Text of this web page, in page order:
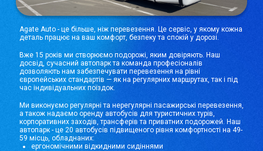
Agate Auto - це більше, ніж перевезення. Це сервіс, у якому кожна
деталь працює на ваш комфорт, безпеку та спокій у дорозі.
Вже 15 років ми створюємо подорожі, яким довіряють. Наш
досвід, сучасний автопарк та команда професіоналів
дозволяють нам забезпечувати перевезення на рівні
європейських стандартів — як на регулярних маршрутах, так і під
час індивідуальних поїздок.
Ми виконуємо регулярні та нерегулярні пасажирські перевезення,
а також надаємо оренду автобусів для туристичних турів,
корпоративних заходів, трансферів та приватних подорожей. Наш
автопарк - це 20 автобусів підвищеного рівня комфортності на 49-
59 місць, обладнаних:
ергономічними відкидними сидіннями